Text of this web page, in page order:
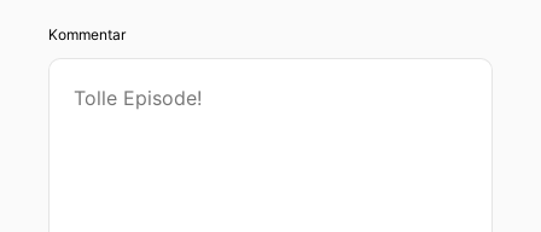
Kommentar